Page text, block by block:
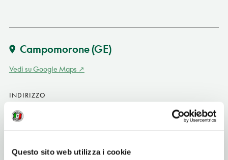
Questo sito web utilizza i cookie
Campomorone(GE)
Vedi su Google Maps
INDIRIZZO
Campomorone (GE)
SITO WEB